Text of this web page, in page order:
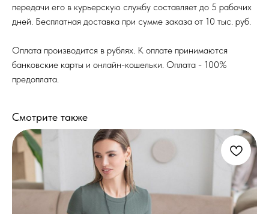
передачи его в курьерскую службу составляет до 5 рабочих
дней. Бесплатная доставка при сумме заказа от 10 тыс. руб.
Оплата производится в рублях. К оплате принимаются
банковские карты и онлайн-кошельки. Оплата - 100%
предоплата.
Смотрите также